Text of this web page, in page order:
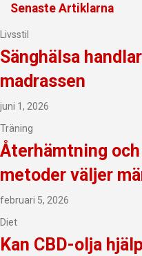
Senaste Artiklarna
Livsstil
Sänghälsa
madrassen
juni 1, 2026
Träning
Återhämtning
metoder väljer
februari 5, 2026
Diet
Kan CBD-olja